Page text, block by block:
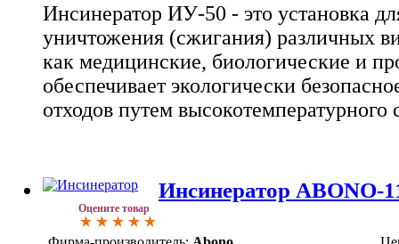
Инсинератор ИУ-50 - это установка
уничтожения (сжигания) различных
как медицинские, биологические и
обеспечивает экологически
отходов путем высокотемпературного
Оцените товар
Инсинератор ABONO-